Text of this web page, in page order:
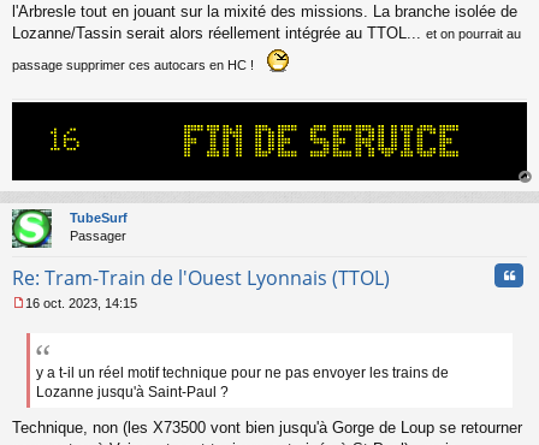
l'Arbresle tout en jouant sur la mixité des missions. La branche isolée de
Lozanne/Tassin serait alors réellement intégrée au TTOL...
et on pourrait au
passage supprimer ces autocars en HC !
au
TubeSurf
Passager
Re: Tram-Train de l'Ouest Lyonnais (TTOL)
e
g
e
16 oct. 2023, 14:15
y a t-il un réel motif technique pour ne pas envoyer les trains de
Lozanne jusqu'à Saint-Paul ?
Technique, non (les X73500 vont bien jusqu'à Gorge de Loup se retourner